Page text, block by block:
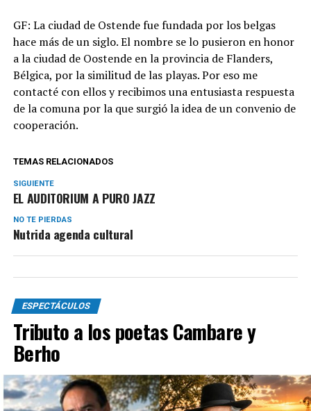
GF: La ciudad de Ostende fue fundada por los belgas
hace más de un siglo. El nombre se lo pusieron en honor
a la ciudad de Oostende en la provincia de Flanders,
Bélgica, por la similitud de las playas. Por eso me
contacté con ellos y recibimos una entusiasta respuesta
de la comuna por la que surgió la idea de un convenio de
cooperación.
TEMAS RELACIONADOS
SIGUIENTE
EL AUDITORIUM A PURO JAZZ
NO TE PIERDAS
Nutrida agenda cultural
ESPECTÁCULOS
Tributo a los poetas Cambare y
Berho